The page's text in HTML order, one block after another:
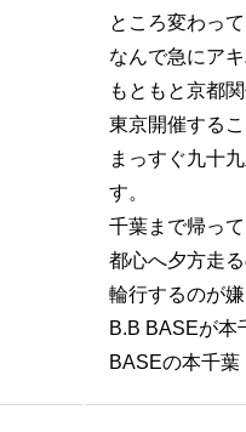
ところ変わっ
なんで急にア
もともと京都
東京開催する
まっすぐ九十
す。
千葉まで帰っ
都心へ夕方走
輪行するのが
B.B BASEが本
BASEの本千葉